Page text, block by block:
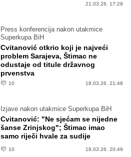
21.03.26. 17:28
Press konferencija nakon utakmice
Superkupa BiH
Cvitanović otkrio koji je najveći
problem Sarajeva, Štimac ne
odustaje od titule državnog
prvenstva
10 18.03.26. 21:48
Izjave nakon utakmice Superkupa BiH
Cvitanović: "Ne sjećam se nijedne
šanse Zrinjskog"; Štimac imao
samo riječi hvale za sudije
10 18.03.26. 20:49